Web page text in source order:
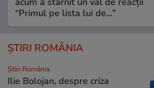
“Primul pe lista lui de…”
ȘTIRI ROMÂNIA
Știri România
Ilie Bolojan, despre criza